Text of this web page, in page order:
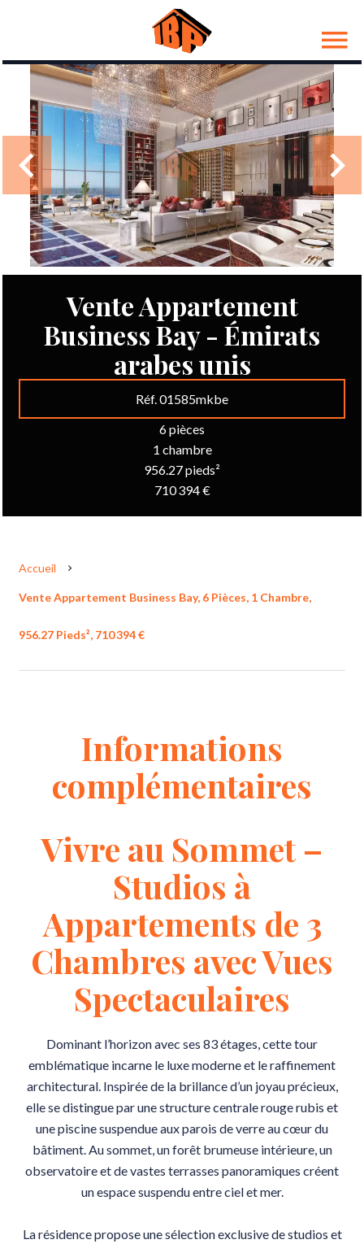
Vente Appartement
Business Bay - Émirats
arabes unis
Réf. 01585mkbe
6 pièces
1 chambre
956.27 pieds²
710 394 €
Accueil
Vente Appartement Business Bay, 6 Pièces, 1 Chambre,
956.27 Pieds², 710 394 €
Informations
complémentaires
Vivre au Sommet –
Studios à
Appartements de 3
Chambres avec Vues
Spectaculaires
Dominant l’horizon avec ses 83 étages, cette tour
emblématique incarne le luxe moderne et le raffinement
architectural. Inspirée de la brillance d’un joyau précieux,
elle se distingue par une structure centrale rouge rubis et
une piscine suspendue aux parois de verre au cœur du
bâtiment. Au sommet, un forêt brumeuse intérieure, un
observatoire et de vastes terrasses panoramiques créent
un espace suspendu entre ciel et mer.
La résidence propose une sélection exclusive de studios et